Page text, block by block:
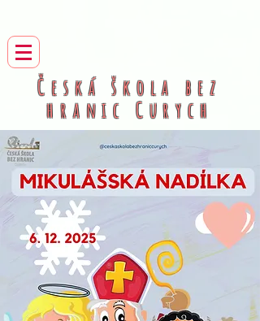
Česká škola bez
hranic
Curych